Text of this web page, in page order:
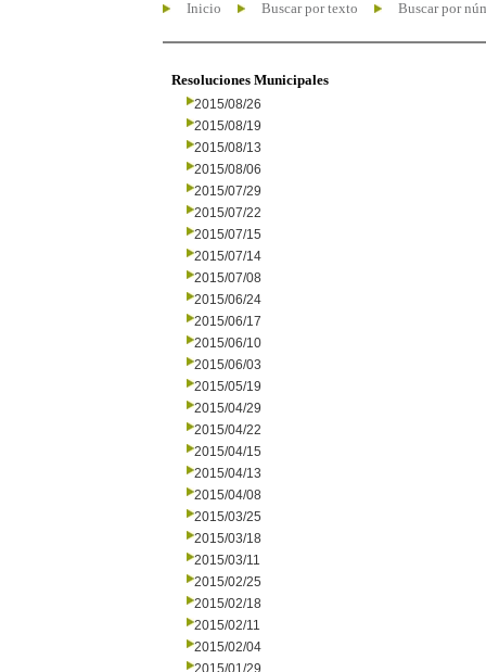
Inicio Buscar por texto Buscar por
Resoluciones Municipales
2015/08/26
2015/08/19
2015/08/13
2015/08/06
2015/07/29
2015/07/22
2015/07/15
2015/07/14
2015/07/08
2015/06/24
2015/06/17
2015/06/10
2015/06/03
2015/05/19
2015/04/29
2015/04/22
2015/04/15
2015/04/13
2015/04/08
2015/03/25
2015/03/18
2015/03/11
2015/02/25
2015/02/18
2015/02/11
2015/02/04
2015/01/29